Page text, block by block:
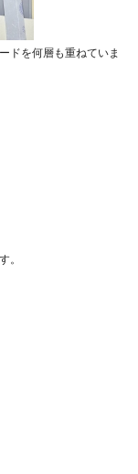
ドを何層も重ねていま
。